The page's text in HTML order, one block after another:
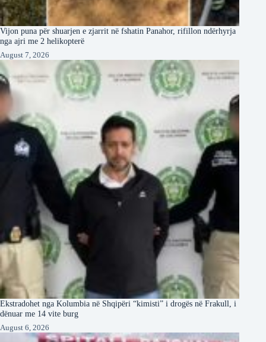
Vijon puna për shuarjen e zjarrit në fshatin Panahor, rifillon ndërhyrja
nga ajri me 2 helikopterë
August 7, 2026
Ekstradohet nga Kolumbia në Shqipëri “kimisti” i drogës në Frakull, i
dënuar me 14 vite burg
August 6, 2026